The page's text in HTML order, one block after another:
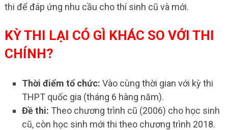
thi để đáp ứng nhu cầu cho thí sinh cũ và mới.
KỲ THI LẠI CÓ GÌ KHÁC SO VỚI THI
CHÍNH?
Thời điểm tổ chức: Vào cùng thời gian với kỳ thi
THPT quốc gia (tháng 6 hàng năm).
Đề thi: Theo chương trình cũ (2006) cho học sinh
cũ, còn học sinh mới thi theo chương trình 2018.